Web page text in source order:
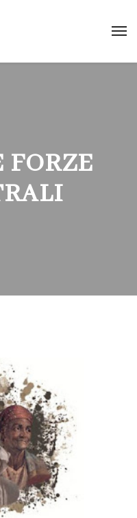
FORZE